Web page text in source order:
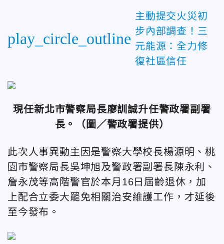
play_circle_outline
主動提交火災初
步內部調查！三
元能源：全力修
復社區信任
現任新北市警察局長廖訓誠升任警政署副署
長。
（圖／警政署提供）
此次人事異動主因是警察大學校長楊源明、桃
園市警察局長吳坤旭及警政署副署長陳永利、
詹永茂等高階警官於本月16日屆齡退休，加
上配合立委大罷免相關治安維護工作，才延後
至今發布。